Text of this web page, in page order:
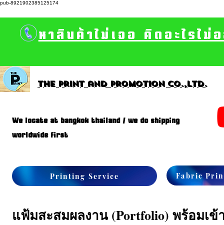
pub-8921902385125174
หาสินค้าไม่เจอ คิดอะไรไ
The print and promotion CO.,Ltd.
We locate at bangkok thailand / we do shipping
worldwide first
Printing Service Fabric
แฟ้มสะสมผลงาน (Portfolio) พร้อมเข้